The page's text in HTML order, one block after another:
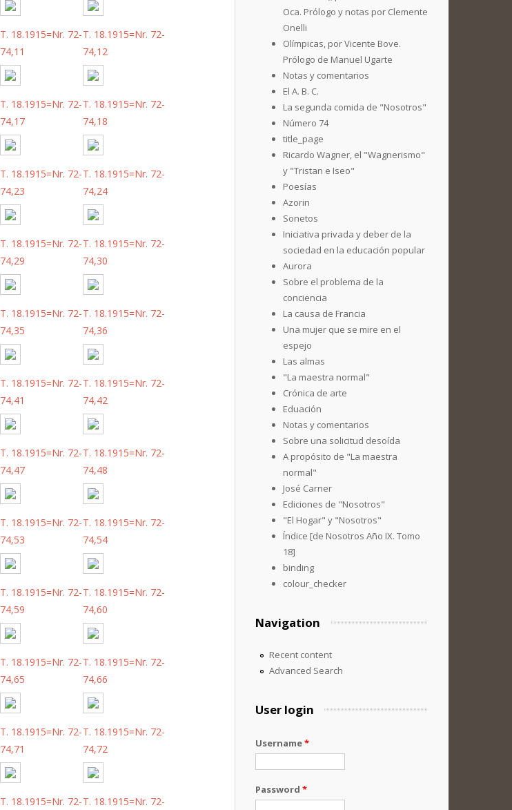
T. 18.1915=Nr. 72-
74,11
T. 18.1915=Nr. 72-
74,12
T. 18.1915=Nr. 72-
74,17
T. 18.1915=Nr. 72-
74,18
T. 18.1915=Nr. 72-
74,23
T. 18.1915=Nr. 72-
74,24
T. 18.1915=Nr. 72-
74,29
T. 18.1915=Nr. 72-
74,30
T. 18.1915=Nr. 72-
74,35
T. 18.1915=Nr. 72-
74,36
T. 18.1915=Nr. 72-
74,41
T. 18.1915=Nr. 72-
74,42
T. 18.1915=Nr. 72-
74,47
T. 18.1915=Nr. 72-
74,48
T. 18.1915=Nr. 72-
74,53
T. 18.1915=Nr. 72-
74,54
T. 18.1915=Nr. 72-
74,59
T. 18.1915=Nr. 72-
74,60
T. 18.1915=Nr. 72-
74,65
T. 18.1915=Nr. 72-
74,66
T. 18.1915=Nr. 72-
74,71
T. 18.1915=Nr. 72-
74,72
T. 18.1915=Nr. 72-T. 18.1915=Nr. 72-
Oca. Prólogo y notas por Clemente
Onelli
Olímpicas, por Vicente Bove.
Prólogo de Manuel Ugarte
Notas y comentarios
El A. B. C.
La segunda comida de "Nosotros"
Número 74
title_page
Ricardo Wagner, el "Wagnerismo"
y "Tristan e Iseo"
Poesías
Azorin
Sonetos
Iniciativa privada y deber de la
sociedad en la educación popular
Aurora
Sobre el problema de la
conciencia
La causa de Francia
Una mujer que se mire en el
espejo
Las almas
"La maestra normal"
Crónica de arte
Eduación
Notas y comentarios
Sobre una solicitud desoída
A propósito de "La maestra
normal"
José Carner
Ediciones de "Nosotros"
"El Hogar" y "Nosotros"
Índice [de Nosotros Año IX. Tomo
18]
binding
colour_checker
Navigation
Recent content
Advanced Search
User login
Username*
Password *